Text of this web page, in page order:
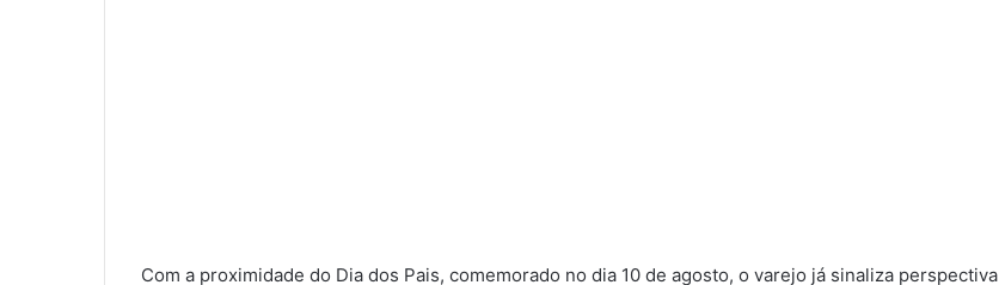
Com a proximidade do Dia dos Pais, comemorado no dia 10 de agosto, o varejo já sinaliza perspectiva